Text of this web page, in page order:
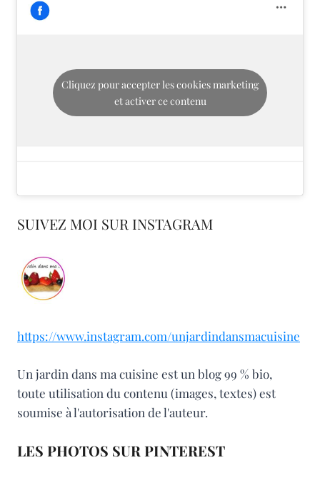
Cliquez pour accepter les cookies marketing
et activer ce contenu
SUIVEZ MOI SUR INSTAGRAM
https://www.instagram.com/unjardindansmacuisine
Un jardin dans ma cuisine est un blog 99 % bio,
toute utilisation du contenu (images, textes) est
soumise à l'autorisation de l'auteur.
LES PHOTOS SUR PINTEREST